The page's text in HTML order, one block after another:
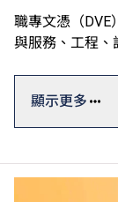
職專文憑（DVE
與服務、工程、
職專文憑課程一
用指標，資歷
顯示更多